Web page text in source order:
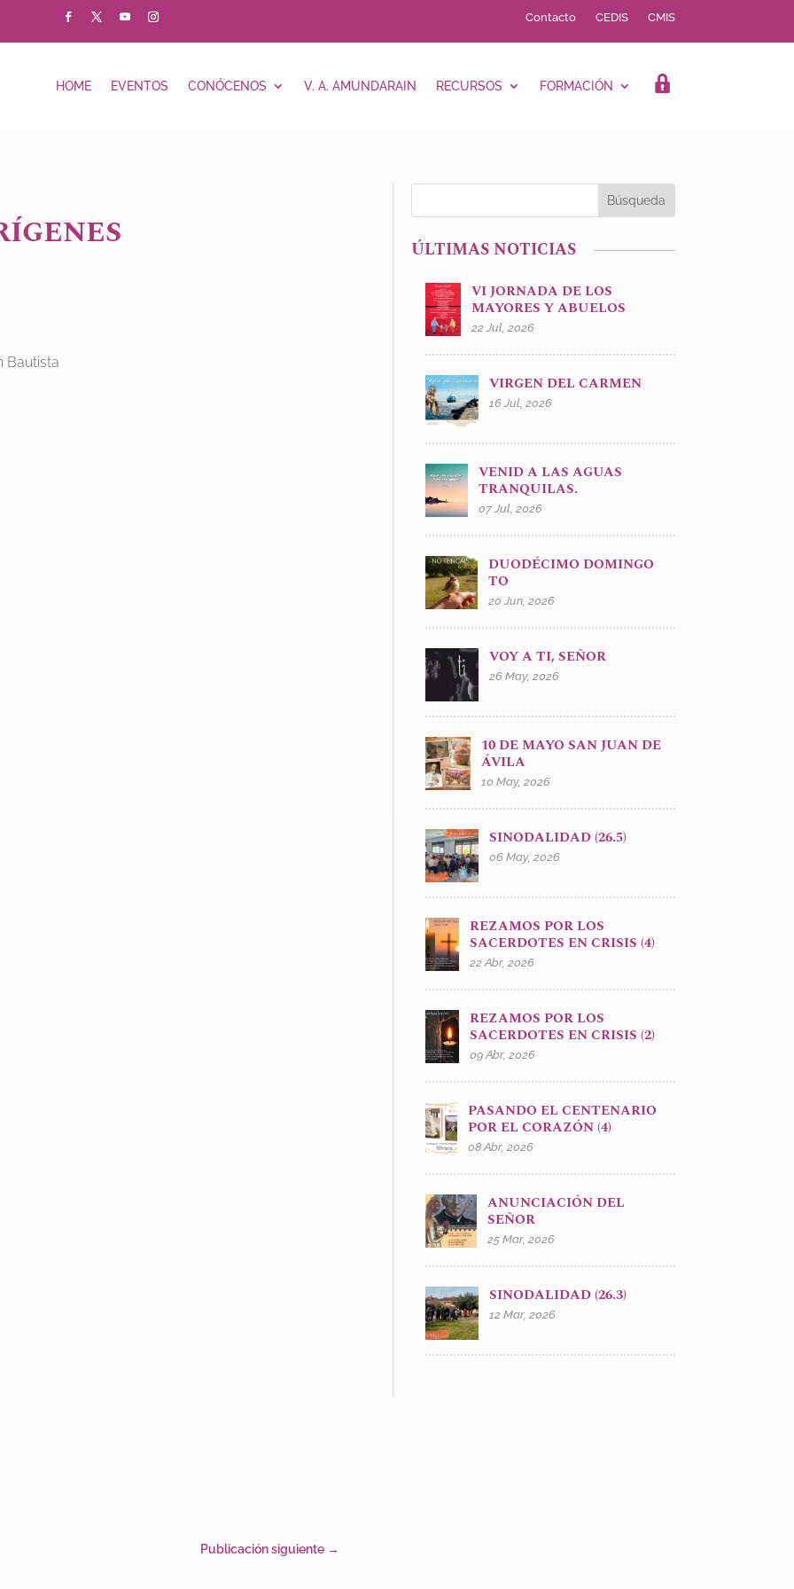
Contacto CEDIS CMIS
HOME EVENTOS CONÓCENOS V. A. AMUNDARAIN RECURSOS FORMACIÓN LOGIN
Bautista
Publicación siguiente →
ÚLTIMAS NOTICIAS
VI JORNADA DE LOS
MAYORES Y ABUELOS
22 Jul, 2026
VIRGEN DEL CARMEN
16 Jul, 2026
VENID A LAS AGUAS
TRANQUILAS.
07 Jul, 2026
DUODÉCIMO DOMINGO
TO
20 Jun, 2026
VOY A TI, SEÑOR
26 May, 2026
10 DE MAYO SAN JUAN DE
ÁVILA
10 May, 2026
SINODALIDAD (26.5)
06 May, 2026
REZAMOS POR LOS
SACERDOTES EN CRISIS (4)
22 Abr, 2026
REZAMOS POR LOS
SACERDOTES EN CRISIS (2)
09 Abr, 2026
PASANDO EL CENTENARIO
POR EL CORAZÓN (4)
08 Abr, 2026
ANUNCIACIÓN DEL
SEÑOR
25 Mar, 2026
SINODALIDAD (26.3)
12 Mar, 2026